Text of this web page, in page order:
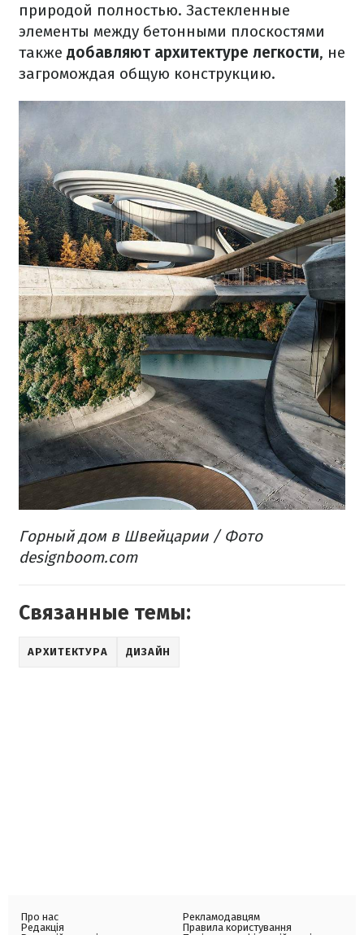
природой полностью. Застекленные
элементы между бетонными плоскостями
также добавляют архитектуре легкости, не
загромождая общую конструкцию.
Горный дом в Швейцарии / Фото
designboom.com
Связанные темы:
АРХИТЕКТУРА ДИЗАЙН
Про нас
Редакція
Рекламодавцям
Правила користування